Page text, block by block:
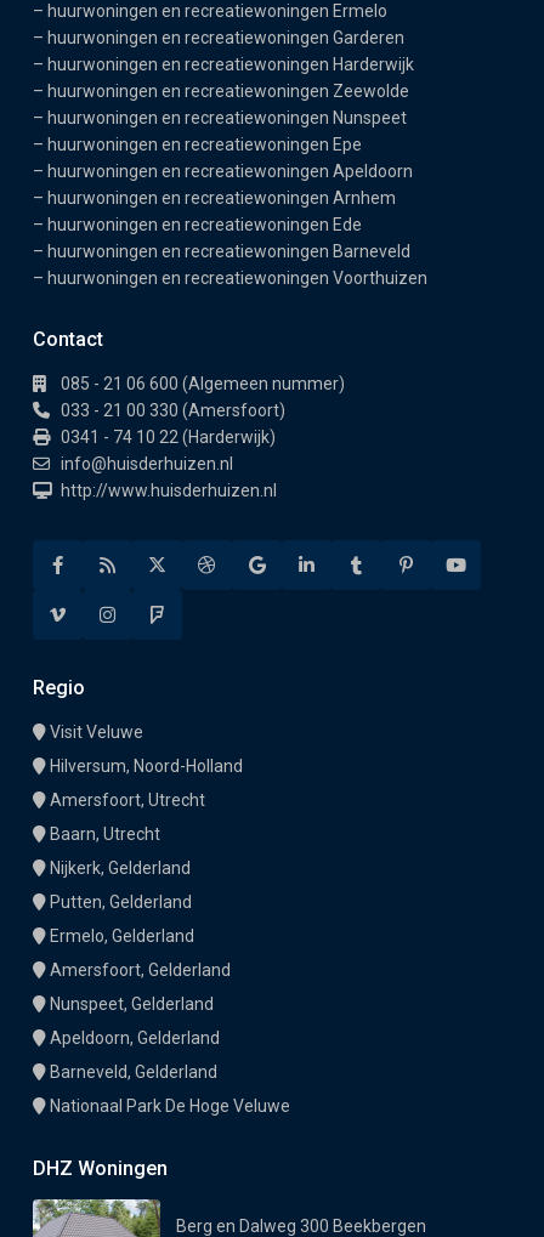
– huurwoningen en recreatiewoningen Ermelo
– huurwoningen en recreatiewoningen Garderen
– huurwoningen en recreatiewoningen Harderwijk
– huurwoningen en recreatiewoningen Zeewolde
– huurwoningen en recreatiewoningen Nunspeet
– huurwoningen en recreatiewoningen Epe
– huurwoningen en recreatiewoningen Apeldoorn
– huurwoningen en recreatiewoningen Arnhem
– huurwoningen en recreatiewoningen Ede
– huurwoningen en recreatiewoningen Barneveld
– huurwoningen en recreatiewoningen Voorthuizen
Contact
085 - 21 06 600 (Algemeen nummer)
033 - 21 00 330 (Amersfoort)
0341 - 74 10 22 (Harderwijk)
info@huisderhuizen.nl
http://www.huisderhuizen.nl
Regio
Visit Veluwe
Hilversum, Noord-Holland
Amersfoort, Utrecht
Baarn, Utrecht
Nijkerk, Gelderland
Putten, Gelderland
Ermelo, Gelderland
Amersfoort, Gelderland
Nunspeet, Gelderland
Apeldoorn, Gelderland
Barneveld, Gelderland
Nationaal Park De Hoge Veluwe
DHZ Woningen
Berg en Dalweg 300 Beekbergen